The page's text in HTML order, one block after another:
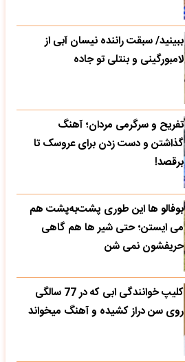
ببینید/ سبقت راننده نیسان آبی از
لامبورگینی و بنتلی تو جاده
تفریح و سرگرمی مردان؛ آهنگ
گذاشتن و دست زدن برای عروسک تا
برقصد!
بوفالو ها این‌ طوری پشت‌به‌پشت هم
می‌ ایستن؛ حتی شیر ها هم گاهی
حریفشون نمی‌ شن
کلیپ خوانندگی ابی که در 77 سالگی
روی سن دراز کشیده و آهنگ میخواند